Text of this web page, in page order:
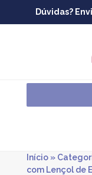
Dúvidas?
Início»
com Lençol de